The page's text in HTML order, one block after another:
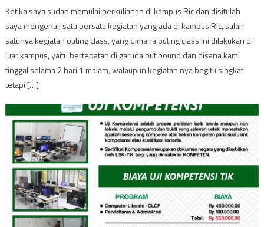
Ketika saya sudah memulai perkuliahan di kampus Ric dan disitulah
saya mengenali satu persatu kegiatan yang ada di kampus Ric, salah
satunya kegiatan outing class, yang dimana outing class ini dilakukan di
luar kampus, yaitu bertepatan di garuda out bound dan disana kami
tinggal selama 2 hari 1 malam, walaupun kegiatan nya begitu singkat
tetapi […]